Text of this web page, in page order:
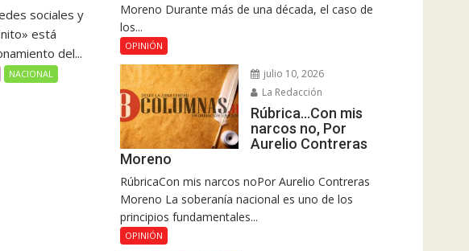
sociales y
está
del...
NACIONAL
Moreno Durante más de una década, el caso de
los...
OPINIÓN
julio 10, 2026
La Redacción
Rúbrica…Con mis
narcos no, Por
Aurelio Contreras
Moreno
RúbricaCon mis narcos noPor Aurelio Contreras
Moreno La soberanía nacional es uno de los
principios fundamentales...
OPINIÓN